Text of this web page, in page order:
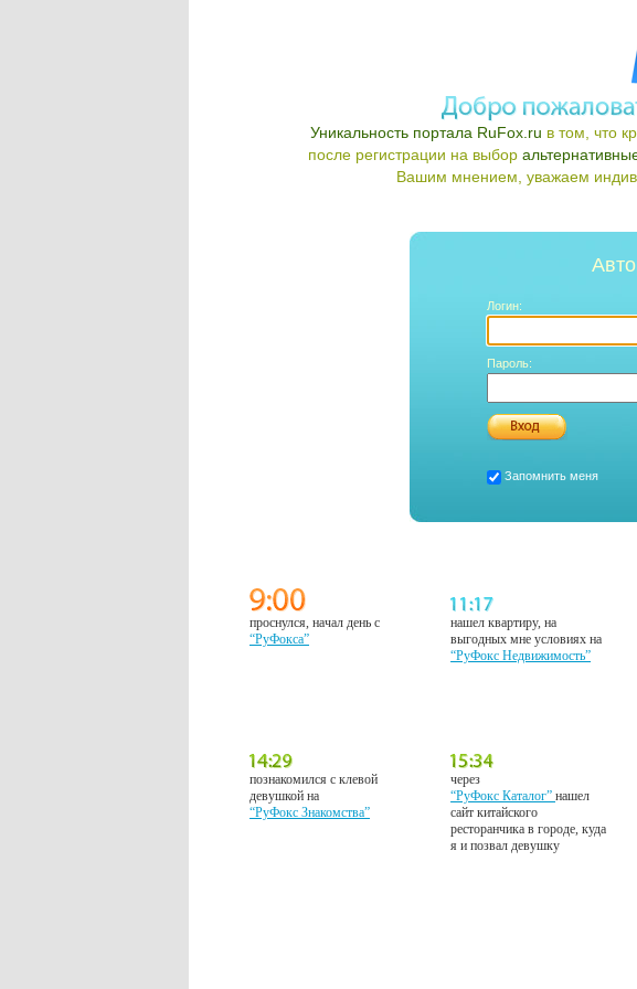
Уникальность портала RuFox.ru в том, что
после регистрации на выбор
Вашим мнением, уважаем
Логин:
Пароль:
Запомнить меня
проснулся, начал день с
“РуФокса”
нашел квартиру, на
выгодных мне условиях на
“РуФокс Недвижимость”
познакомился с клевой
девушкой на
“РуФокс Знакомства”
через
“РуФокс Каталог”нашел
сайт китайского
ресторанчика в городе, куда
я и позвал девушку